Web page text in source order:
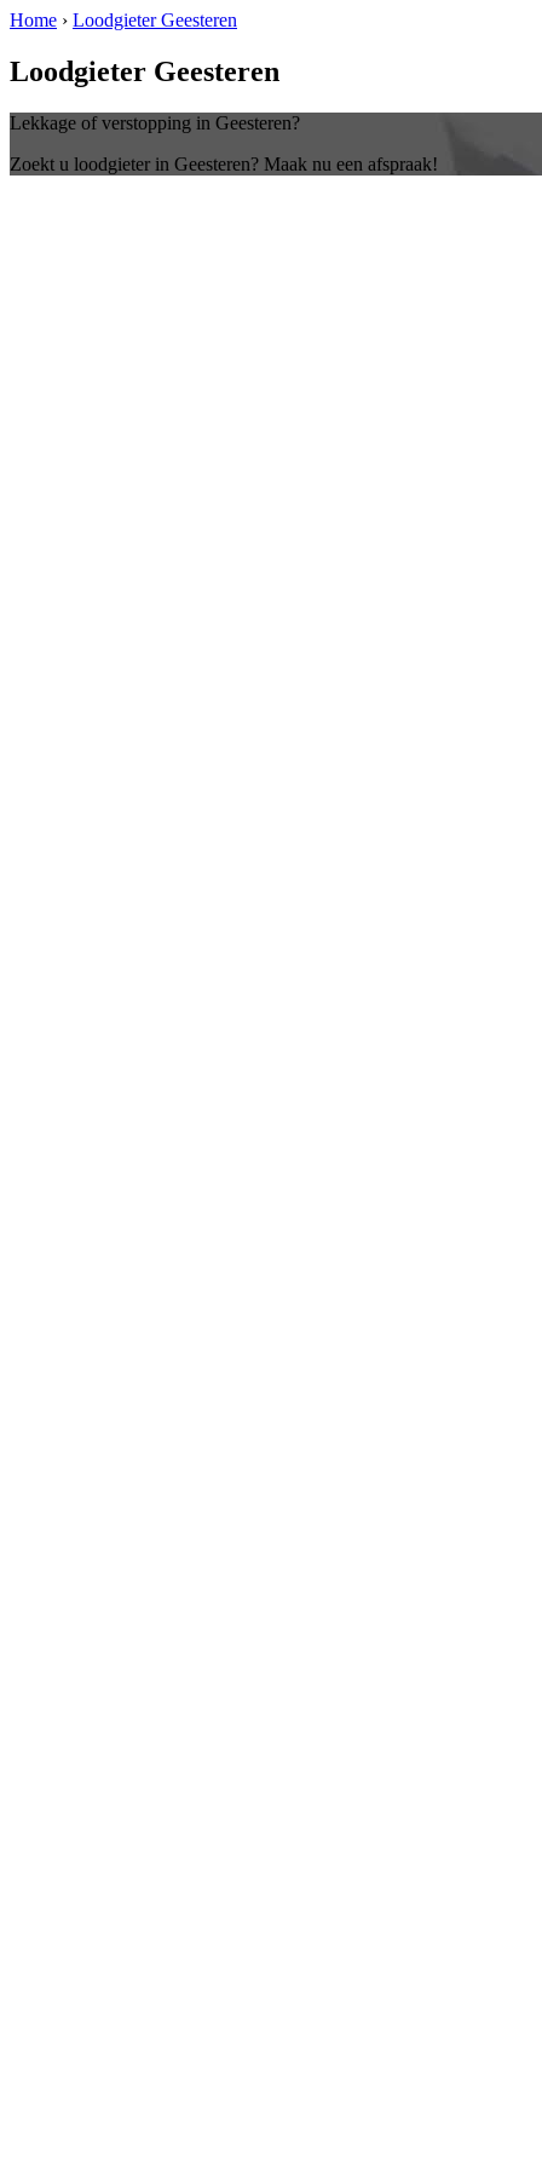
Home › Loodgieter Geesteren
Loodgieter Geesteren
Lekkage of verstopping in Geesteren?
Zoekt u loodgieter in Geesteren? Maak nu een afspraak!